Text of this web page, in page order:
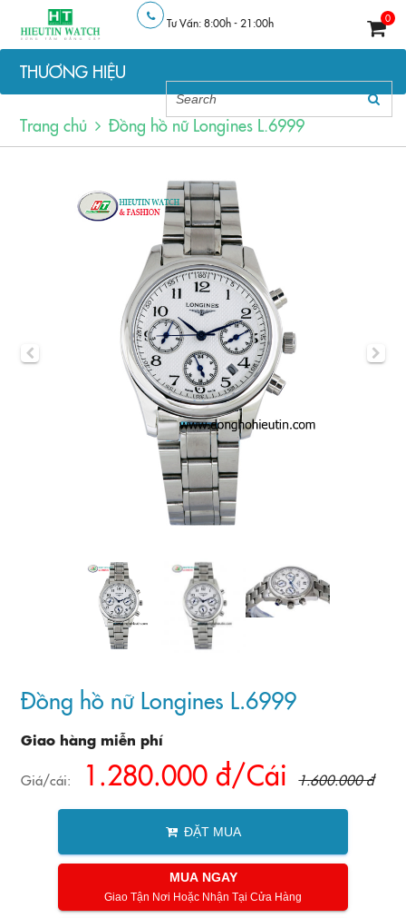
Tư Vấn: 8:00h - 21:00h 0
THƯƠNG HIỆU
Trang chủ Đồng hồ nữ Longines L.6999
Đồng hồ nữ Longines L.6999
Giao hàng miễn phí
Giá/cái: 1.280.000 đ/Cái 1.600.000 đ
ĐẶT MUA
MUA NGAY
Giao Tận Nơi Hoặc Nhận Tại Cửa Hàng